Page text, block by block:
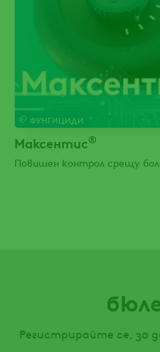
ФУНГИЦИДИ
Максентис®
Повишен контрол срещу
Регистрирайте се, за